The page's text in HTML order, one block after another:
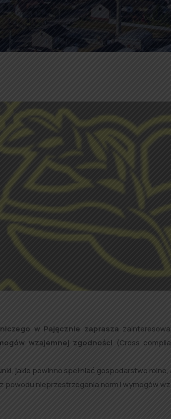
w Pajęcznie zaprasza
wzajemnej zgodności (Cross
jakie powinno spełniać gospodarstwo
z powodu nieprzestrzegania norm i wymogów